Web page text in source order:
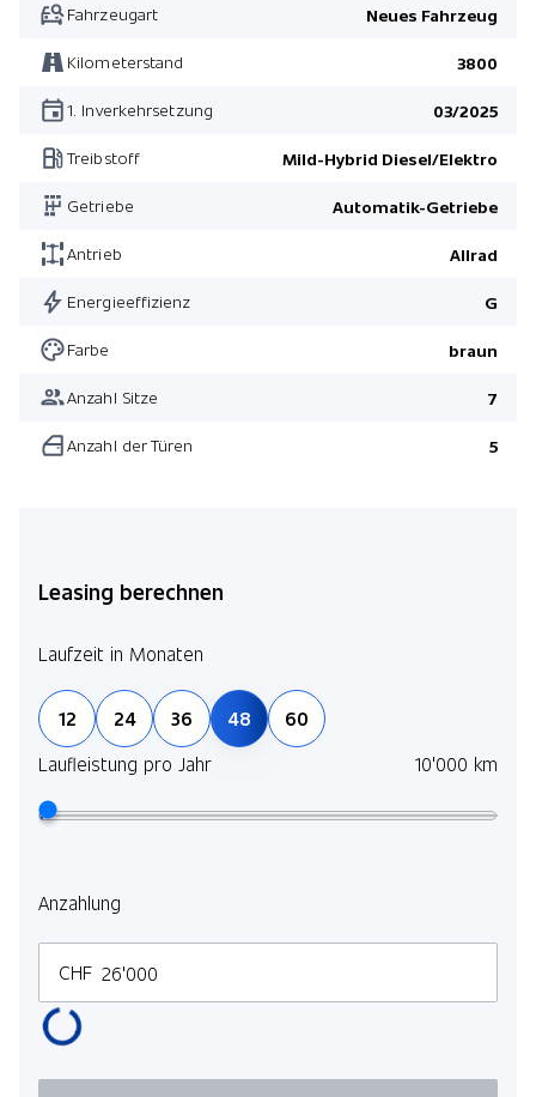
Pack Winter
Rücksitze kühl- und heizbar
Anhängerkupplung abnehmbar
Pack Winter
Pack Chrom
Fahrzeugart Neues Fahrzeug
Kilometerstand 3800
1. Inverkehrsetzung 03/2025
Treibstoff Mild-Hybrid Diesel/Elektro
Getriebe Automatik-Getriebe
Antrieb Allrad
Energieeffizienz G
Farbe braun
Anzahl Sitze 7
Anzahl der Türen 5
Leasing berechnen
Laufzeit in Monaten
12 24 36 48
60
Laufleistung pro Jahr
10'000 km
Anzahlung
CHF